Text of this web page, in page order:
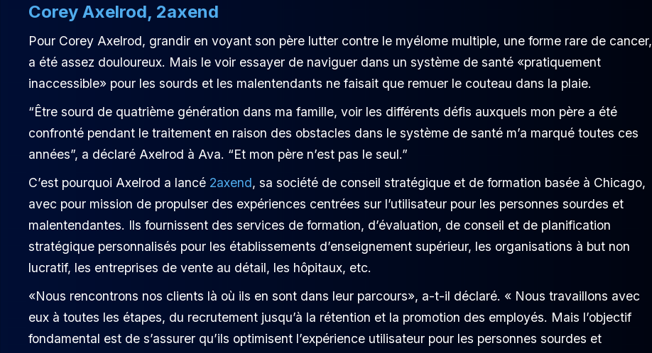
Corey Axelrod, 2axend
Pour Corey Axelrod, grandir en voyant son père lutter contre le myélome multiple, une forme rare de cancer,
a été assez douloureux. Mais le voir essayer de naviguer dans un système de santé «pratiquement
inaccessible» pour les sourds et les malentendants ne faisait que remuer le couteau dans la plaie.
“Être sourd de quatrième génération dans ma famille, voir les différents défis auxquels mon père a été
confronté pendant le traitement en raison des obstacles dans le système de santé m’a marqué toutes ces
années”, a déclaré Axelrod à Ava. “Et mon père n’est pas le seul.”
C’est pourquoi Axelrod a lancé 2axend, sa société de conseil stratégique et de formation basée à Chicago,
avec pour mission de propulser des expériences centrées sur l’utilisateur pour les personnes sourdes et
malentendantes. Ils fournissent des services de formation, d’évaluation, de conseil et de planification
stratégique personnalisés pour les établissements d’enseignement supérieur, les organisations à but non
lucratif, les entreprises de vente au détail, les hôpitaux, etc.
«Nous rencontrons nos clients là où ils en sont dans leur parcours», a-t-il déclaré. « Nous travaillons avec
eux à toutes les étapes, du recrutement jusqu’à la rétention et la promotion des employés. Mais l’objectif
fondamental est de s’assurer qu’ils optimisent l’expérience utilisateur pour les personnes sourdes et